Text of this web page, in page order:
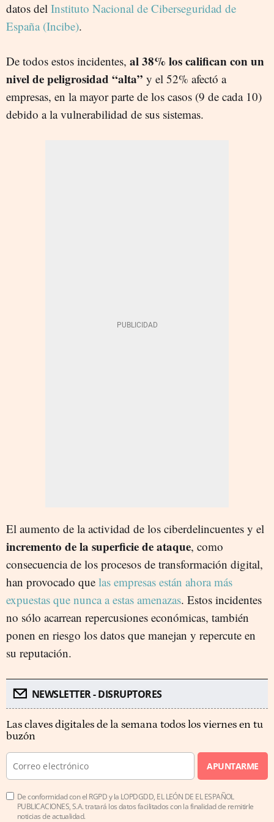
datos del Instituto Nacional de Ciberseguridad de
España (Incibe).
De todos estos incidentes, al 38% los califican con un
nivel de peligrosidad “alta” y el 52% afectó a
empresas, en la mayor parte de los casos (9 de cada 10)
debido a la vulnerabilidad de sus sistemas.
El aumento de la actividad de los ciberdelincuentes y el
incremento de la superficie de ataque, como
consecuencia de los procesos de transformación digital,
han provocado que las empresas están ahora más
expuestas que nunca a estas amenazas. Estos incidentes
no sólo acarrean repercusiones económicas, también
ponen en riesgo los datos que manejan y repercute en
su reputación.
NEWSLETTER - DISRUPTORES
Las claves digitales de la semana todos los viernes en tu
buzón
APUNTARME
De conformidad con el RGPD y la LOPDGDD, EL LEÓN DE EL ESPAÑOL
PUBLICACIONES, S.A. tratará los datos facilitados con la finalidad de remitirle
noticias de actualidad.